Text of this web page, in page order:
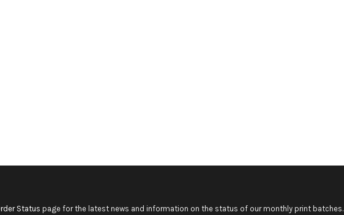
Status page for the latest news and information on the status of our monthly print batches.